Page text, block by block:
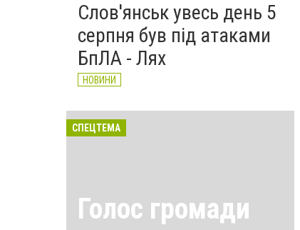
Слов'янськ увесь день 5
серпня був під атаками
БпЛА - Лях
НОВИНИ
СПЕЦТЕМА
Голос громади